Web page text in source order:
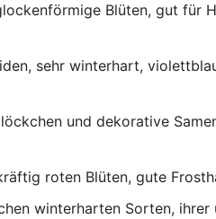
Blüten, gut für
sehr winterhart,
und dekorative
roten Blüten, gute
winterharten Sorten, ihrer